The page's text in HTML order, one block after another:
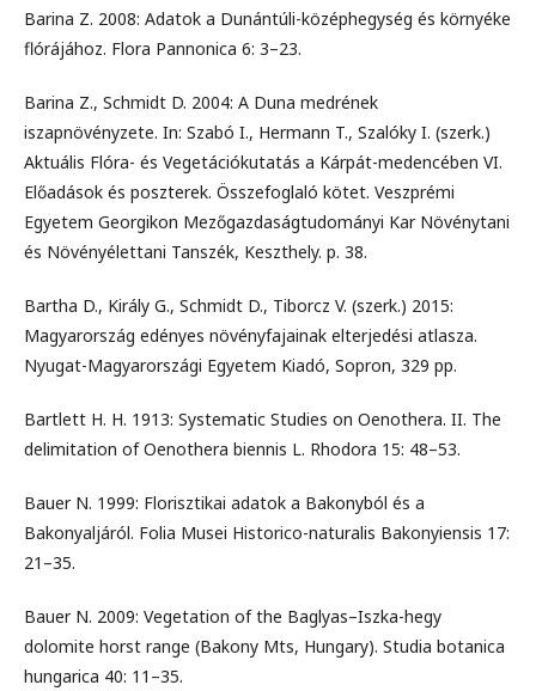
Barina Z. 2008: Adatok a Dunántúli-középhegység és környéke
flórájához. Flora Pannonica 6: 3–23.
Barina Z., Schmidt D. 2004: A Duna medrének
iszapnövényzete. In: Szabó I., Hermann T., Szalóky I. (szerk.)
Aktuális Flóra- és Vegetációkutatás a Kárpát-medencében VI.
Előadások és poszterek. Összefoglaló kötet. Veszprémi
Egyetem Georgikon Mezőgazdaságtudományi Kar Növénytani
és Növényélettani Tanszék, Keszthely. p. 38.
Bartha D., Király G., Schmidt D., Tiborcz V. (szerk.) 2015:
Magyarország edényes növényfajainak elterjedési atlasza.
Nyugat-Magyarországi Egyetem Kiadó, Sopron, 329 pp.
Bartlett H. H. 1913: Systematic Studies on Oenothera. II. The
delimitation of Oenothera biennis L. Rhodora 15: 48–53.
Bauer N. 1999: Florisztikai adatok a Bakonyból és a
Bakonyaljáról. Folia Musei Historico-naturalis Bakonyiensis 17:
21–35.
Bauer N. 2009: Vegetation of the Baglyas–Iszka-hegy
dolomite horst range (Bakony Mts, Hungary). Studia botanica
hungarica 40: 11–35.